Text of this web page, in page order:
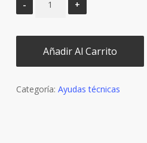
Añadir Al Carrito
Categoría: Ayudas técnicas